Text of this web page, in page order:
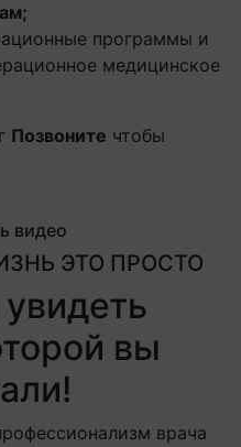
программы и
медицинское
Позвоните чтобы
видео
ЭТО ПРОСТО
вы
врача